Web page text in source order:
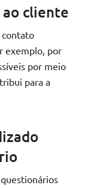
cliente
exemplo, por
por meio
para a